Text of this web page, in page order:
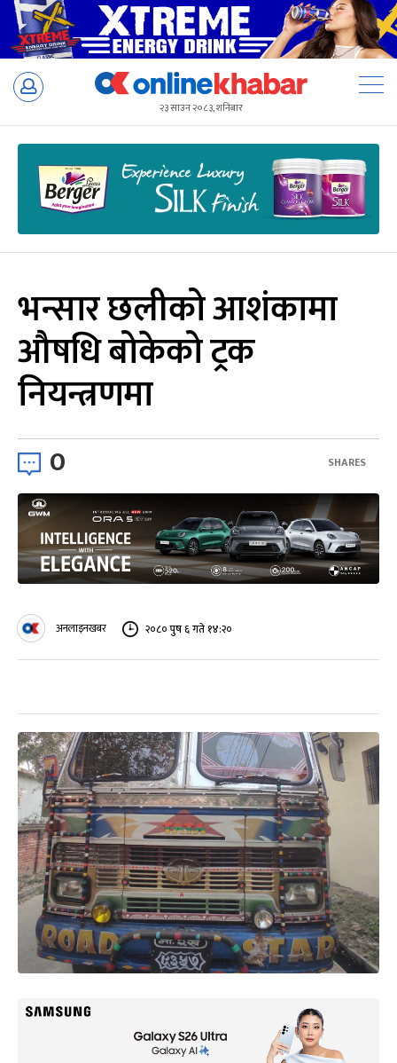
Skip
२३ साउन २०८३, शनिबार
भन्सार छलीको आशंकामा
औषधि बोकेको ट्रक
नियन्त्रणमा
0 SHARES
अनलाइनखबर २०८० पुष ६ गते १४:२०